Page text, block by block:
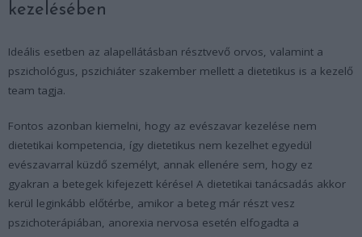
kezelésében
Ideális esetben az alapellátásban résztvevő orvos, valamint a
pszichológus, pszichiáter szakember mellett a dietetikus is a kezelő
team tagja.
Fontos azonban kiemelni, hogy az evészavar kezelése nem
dietetikai kompetencia, így dietetikus nem kezelhet egyedül
evészavarral küzdő személyt, annak ellenére sem, hogy ez
gyakran a betegek kifejezett kérése! A dietetikai tanácsadás akkor
kerül leginkább előtérbe, amikor a beteg már részt vesz
pszichoterápiában, anorexia nervosa esetén elfogadta a